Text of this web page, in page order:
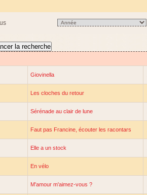
Giovinella
Les cloches du retour
Sérénade au clair de lune
Faut pas Francine, écouter les racontars
Elle a un stock
En vélo
M'amour m'aimez-vous ?